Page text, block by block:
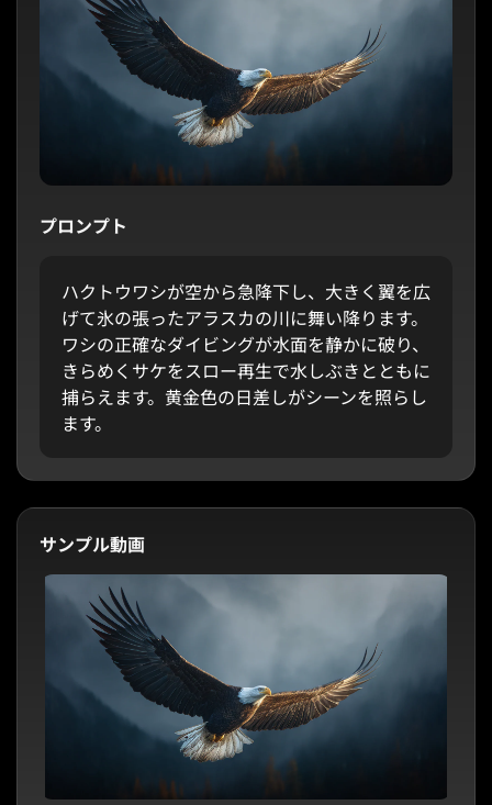
プロンプト
ハクトウワシが空から急降下し、大きく翼を広
げて氷の張ったアラスカの川に舞い降ります。
ワシの正確なダイビングが水面を静かに破り、
きらめくサケをスロー再生で水しぶきとともに
捕らえます。黄金色の日差しがシーンを照らし
ます。
サンプル動画